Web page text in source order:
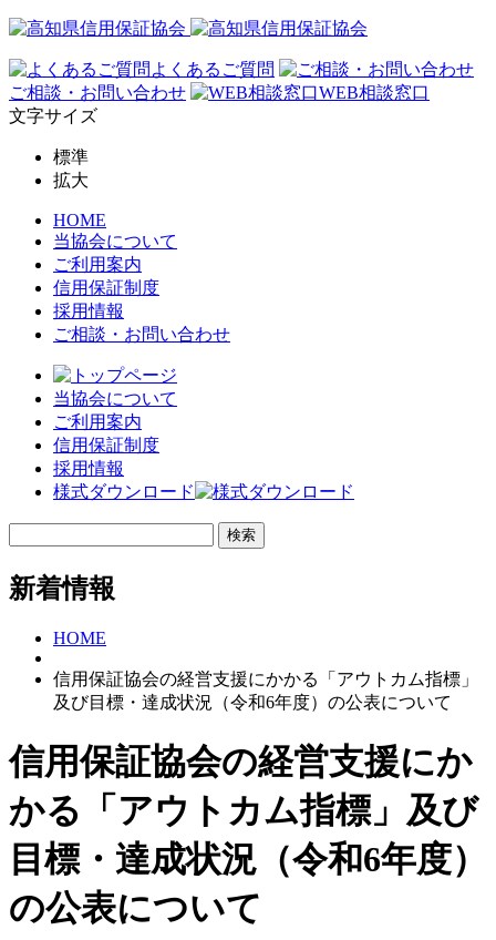
よくあるご質問
ご相談・お問い合わせ
WEB相談窓口
文字サイズ
標準
拡大
HOME
当協会について
ご利用案内
信用保証制度
採用情報
ご相談・お問い合わせ
当協会について
ご利用案内
信用保証制度
採用情報
様式ダウンロード
新着情報
HOME
信用保証協会の経営支援にかかる「アウトカム指標」
及び目標・達成状況（令和6年度）の公表について
信用保証協会の経営支援にか
かる「アウトカム指標」及び
目標・達成状況（令和6年度）
の公表について